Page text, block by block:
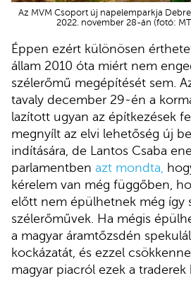
Az MVM Csoport új napelemparkja
2022. november 28-án (fotó:
Éppen ezért különösen
állam 2010 óta miért nem
szélerőmű megépítését sem.
tavaly december 29-én a
lazított ugyan az építkezések
megnyílt az elvi lehetőség új
indítására, de Lantos Csaba
parlamentben azt mondta
kérelem van még függőben,
előtt nem épülhetnek még így
szélerőművek. Ha mégis
a magyar áramtőzsdén
kockázatát, és ezzel
magyar piacról ezek a traderek